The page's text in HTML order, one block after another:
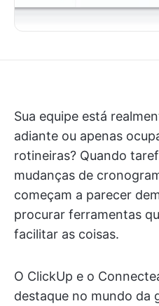
Sua equipe está
adiante ou apenas
rotineiras? Quando
mudanças de
começam a parecer
procurar ferramentas
facilitar as coisas.
O ClickUp e o
destaque no mundo da